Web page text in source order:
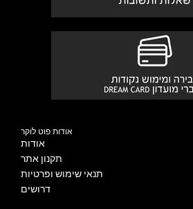
אודות פוט לוקר
אודות
תקנון אתר
תנאי שימוש ופרטיות
דרושים